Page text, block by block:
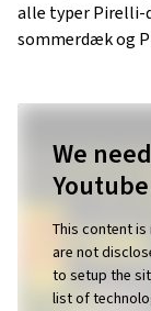
alle typer
sommerdæk og
We
This content
are not
to setup the
list of